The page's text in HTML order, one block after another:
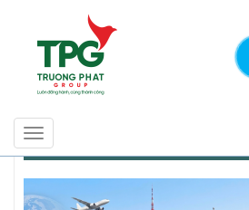
Toggle
navigation
DU HỌC HÀN QUỐC